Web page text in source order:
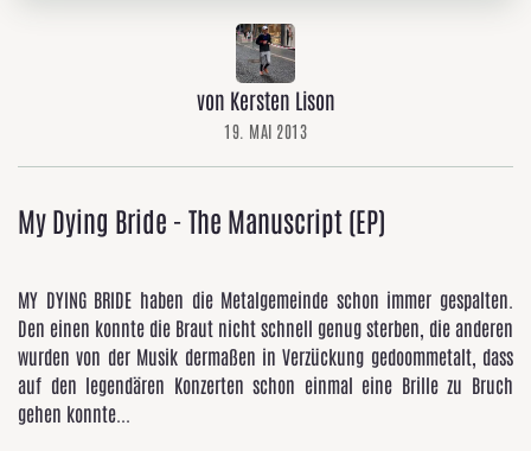
von Kersten Lison
19. MAI 2013
My Dying Bride - The Manuscript (EP)
MY DYING BRIDE haben die Metalgemeinde schon immer gespalten.
Den einen konnte die Braut nicht schnell genug sterben, die anderen
wurden von der Musik dermaßen in Verzückung gedoommetalt, dass
auf den legendären Konzerten schon einmal eine Brille zu Bruch
gehen konnte...